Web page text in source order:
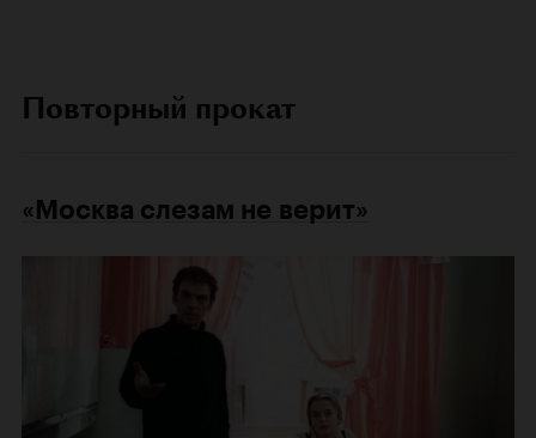
Повторный прокат
«Москва слезам не верит»